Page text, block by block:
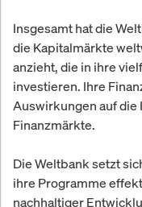
Insgesamt hat die
die Kapitalmärkte
anzieht, die in ihre
investieren. Ihre
Auswirkungen auf die
Finanzmärkte.
Die Weltbank setzt
ihre Programme
nachhaltiger